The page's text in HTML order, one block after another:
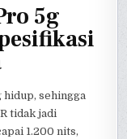
5g
hidup, sehingga
tidak jadi
1.200 nits,